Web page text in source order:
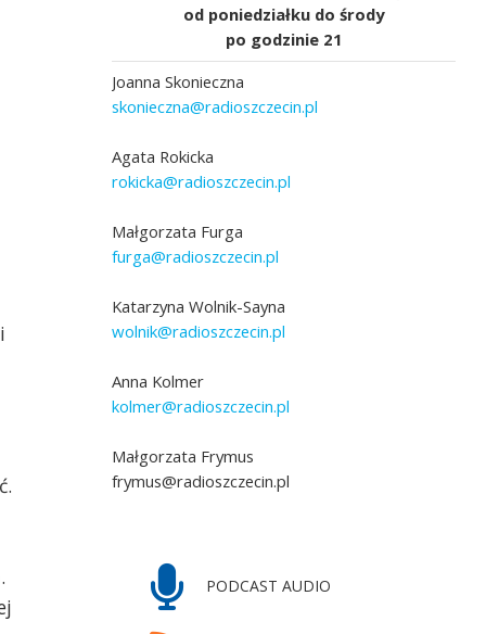
od poniedziałku do środy
po godzinie 21
Joanna Skonieczna
skonieczna@radioszczecin.pl
Agata Rokicka
rokicka@radioszczecin.pl
Małgorzata Furga
furga@radioszczecin.pl
Katarzyna Wolnik-Sayna
wolnik@radioszczecin.pl
Anna Kolmer
kolmer@radioszczecin.pl
Małgorzata Frymus
frymus@radioszczecin.pl
PODCAST AUDIO